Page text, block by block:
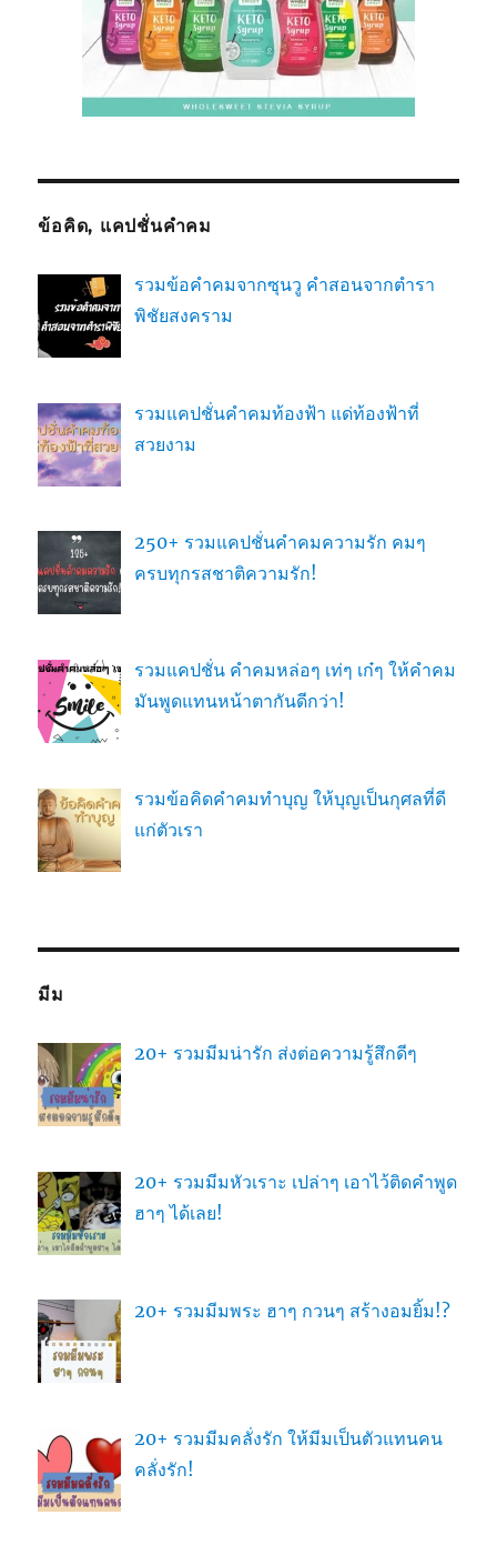
ข้อคิด, แคปชั่นคำคม
รวมข้อคำคมจากซุนวู คำสอนจากตำรา
พิชัยสงคราม
รวมแคปชั่นคำคมท้องฟ้า แด่ท้องฟ้าที่
สวยงาม
250+ รวมแคปชั่นคำคมความรัก คมๆ
ครบทุกรสชาติความรัก!
รวมแคปชั่น คำคมหล่อๆ เท่ๆ เก๋ๆ ให้คำคม
มันพูดแทนหน้าตากันดีกว่า!
รวมข้อคิดคำคมทำบุญ ให้บุญเป็นกุศลที่ดี
แก่ตัวเรา
มีม
20+ รวมมีมน่ารัก ส่งต่อความรู้สึกดีๆ
20+ รวมมีมหัวเราะ เปล่าๆ เอาไว้ติดคำพูด
ฮาๆ ได้เลย!
20+ รวมมีมพระ ฮาๆ กวนๆ สร้างอมยิ้ม!?
20+ รวมมีมคลั่งรัก ให้มีมเป็นตัวแทนคน
คลั่งรัก!